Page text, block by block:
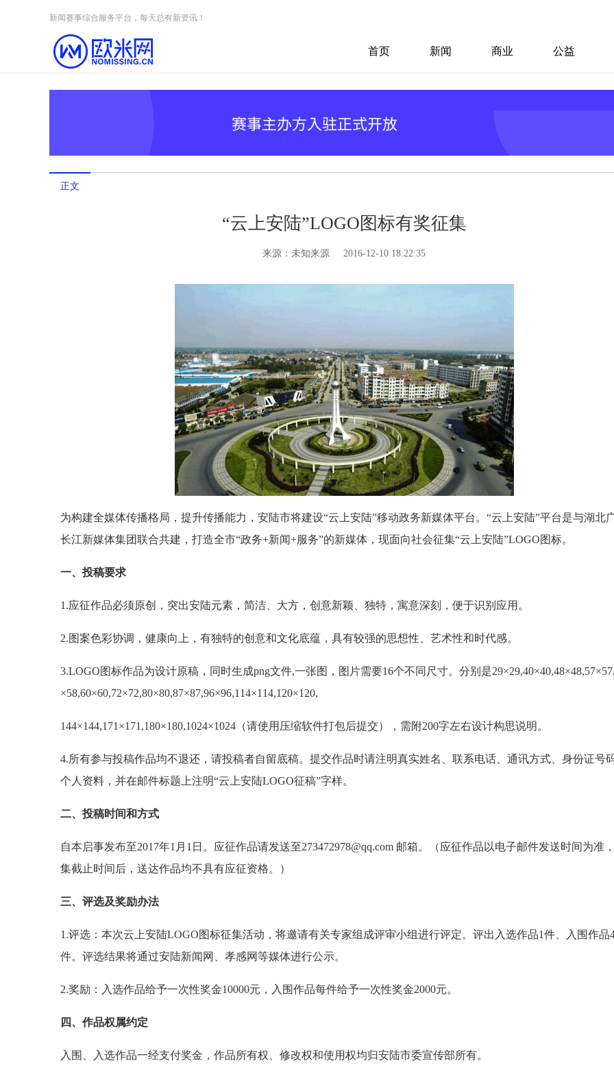
新闻赛事综合服务平台，每天总有新资讯！
首页 新闻 商业 公益
正文
“云上安陆”LOGO图标有奖征集
来源： 未知来源 2016-12-10 18:22:35
为构建全媒体传播格局，提升传播能力，安陆市将建设“云上安陆”移动政务新媒体平台。“云上安陆”平台是与湖北
长江新媒体集团联合共建，打造全市“政务+新闻+服务”的新媒体，现面向社会征集“云上安陆”LOGO图标。
一、投稿要求
1.应征作品必须原创，突出安陆元素，简洁、大方，创意新颖、独特，寓意深刻，便于识别应用。
2.图案色彩协调，健康向上，有独特的创意和文化底蕴，具有较强的思想性、艺术性和时代感。
3.LOGO图标作品为设计原稿，同时生成png文件,一张图，图片需要16个不同尺寸。分别是
×58,60×60,72×72,80×80,87×87,96×96,114×114,120×120,
144×144,171×171,180×180,1024×1024（请使用压缩软件打包后提交），需附200字左右设计构思说明。
4.所有参与投稿作品均不退还，请投稿者自留底稿。提交作品时请注明真实姓名、联系电话、通讯方式、身份证号
个人资料，并在邮件标题上注明“云上安陆LOGO征稿”字样。
二、投稿时间和方式
自本启事发布至2017年1月1日。应征作品请发送至273472978@qq.com 邮箱。（应征作品以电子邮件发送时间为准
集截止时间后，送达作品均不具有应征资格。）
三、评选及奖励办法
1.评选：本次云上安陆LOGO图标征集活动，将邀请有关专家组成评审小组进行评定。评出入选作品1件、入围作品
件。评选结果将通过安陆新闻网、孝感网等媒体进行公示。
2.奖励：入选作品给予一次性奖金10000元，入围作品每件给予一次性奖金2000元。
四、作品权属约定
入围、入选作品一经支付奖金，作品所有权、修改权和使用权均归安陆市委宣传部所有。